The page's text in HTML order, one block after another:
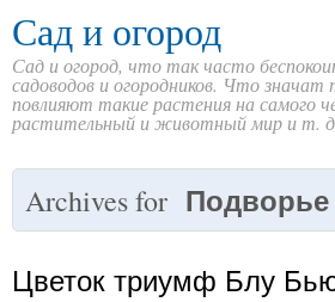
Сад и огород
Сад и огород, что так часто
садоводов и огородников. Что
повлияют такие растения на самого
растительный и животный мир и т.
Archives for Подворье
Цветок триумф Блу